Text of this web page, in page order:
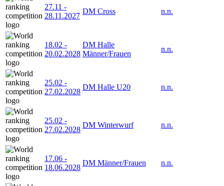
27.11 -
28.11.2027
DM Cross n.n.
18.02 -
20.02.2028
DM Halle
Männer/Frauen
n.n.
25.02 -
27.02.2028
DM Halle U20 n.n.
25.02 -
27.02.2028
DM Winterwurf n.n.
17.06 -
18.06.2028
DM Männer/Frauen n.n.